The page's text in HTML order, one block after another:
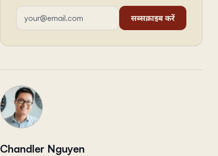
ईमेल एड्रेस
सब्सक्राइब करें
Chandler Nguyen